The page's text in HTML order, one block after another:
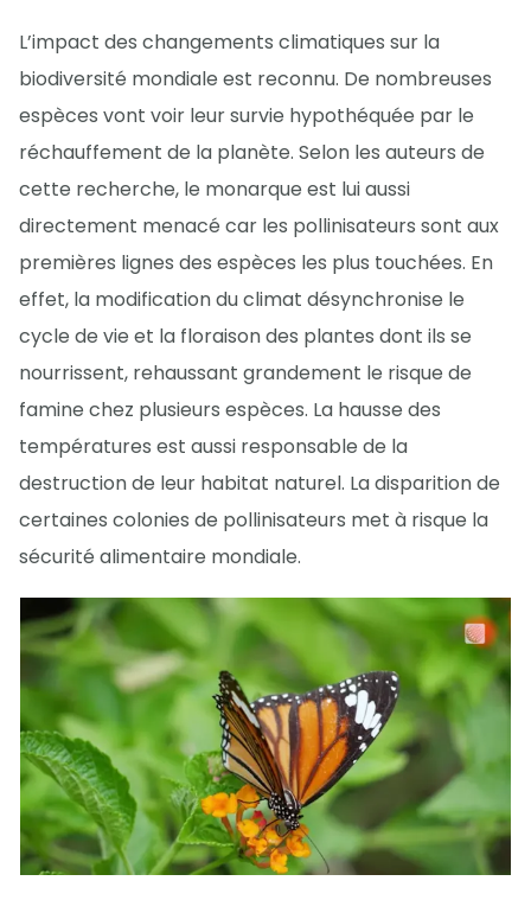
L’impact des changements climatiques sur la
biodiversité mondiale est reconnu. De nombreuses
espèces vont voir leur survie hypothéquée par le
réchauffement de la planète. Selon les auteurs de
cette recherche, le monarque est lui aussi
directement menacé car les pollinisateurs sont aux
premières lignes des espèces les plus touchées. En
effet, la modification du climat désynchronise le
cycle de vie et la floraison des plantes dont ils se
nourrissent, rehaussant grandement le risque de
famine chez plusieurs espèces. La hausse des
températures est aussi responsable de la
destruction de leur habitat naturel. La disparition de
certaines colonies de pollinisateurs met à risque la
sécurité alimentaire mondiale.